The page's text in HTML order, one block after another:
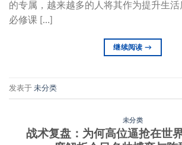
的专属，越来越多的人将其作为提升生
必修课 […]
继续阅读→
发表于 未分类
未分类
战术复盘：为何高位逼抢在世